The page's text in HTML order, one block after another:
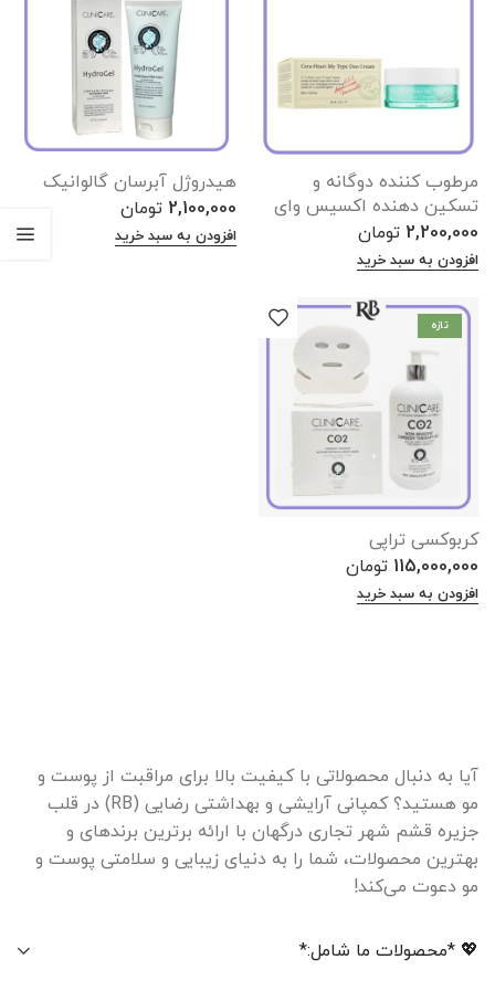
مرطوب کننده دوگانه و
تسکین دهنده اکسیس وای
2,200,000 تومان
افزودن به سبد خرید
هیدروژل آبرسان گالوانیک
2,100,000 تومان
افزودن به سبد خرید
تازه
کربوکسی تراپی
115,000,000 تومان
افزودن به سبد خرید
آیا به دنبال محصولاتی با کیفیت بالا برای مراقبت از پوست و
مو هستید؟ کمپانی آرایشی و بهداشتی رضایی (RB) در قلب
جزیره قشم شهر تجاری درگهان با ارائه برترین برندهای و
بهترین محصولات، شما را به دنیای زیبایی و سلامتی پوست و
مو دعوت می‌کند!
💖 *محصولات ما شامل:*